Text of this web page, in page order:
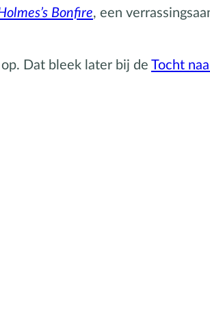
Bonfire, een
Dat bleek later bij de Tocht